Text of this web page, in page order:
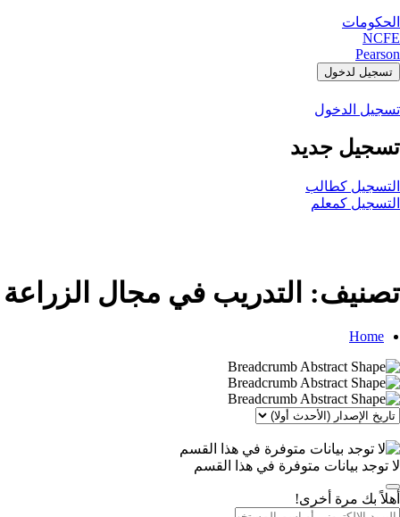
الحكومات
NCFE
Pearson
تسجيل لدخول
تسجيل الدخول
تسجيل جديد
التسجيل كطالب
التسجيل كمعلم
تصنيف: التدريب في مجال الزراعة
Home
لا توجد بيانات متوفرة في هذا القسم
أهلاً بك مرة أخرى!